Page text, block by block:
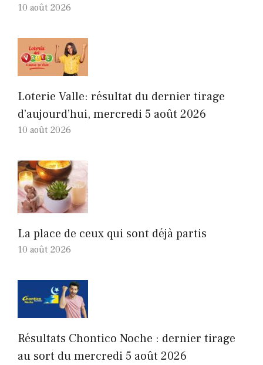
10 août 2026
Loterie Valle: résultat du dernier tirage
d’aujourd’hui, mercredi 5 août 2026
10 août 2026
La place de ceux qui sont déjà partis
10 août 2026
Résultats Chontico Noche : dernier tirage
au sort du mercredi 5 août 2026